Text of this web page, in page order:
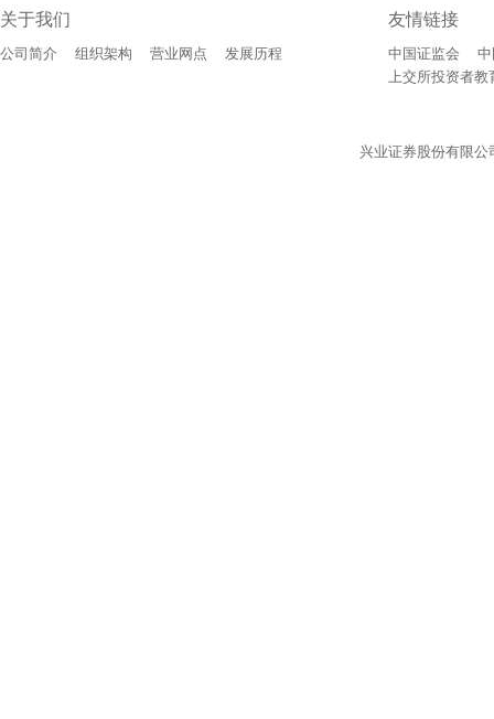
关于我们
公司简介 组织架构 营业网点 发展历程
友情链接
中国证监会
上交所投资者教
兴业证券股份有限